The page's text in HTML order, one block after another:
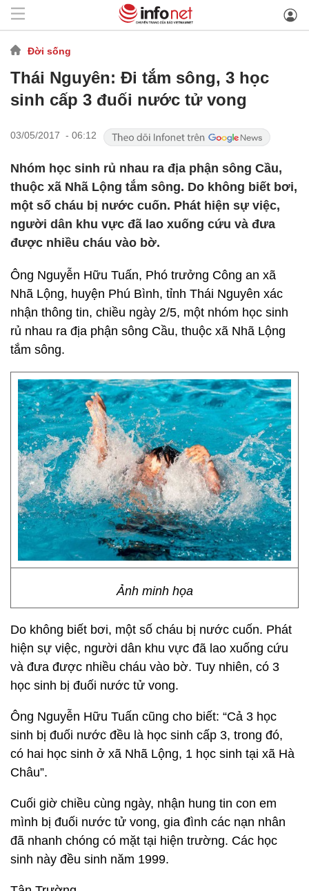
Đời sống
Thái Nguyên: Đi tắm sông, 3 học
sinh cấp 3 đuối nước tử vong
03/05/2017 - 06:12
Nhóm học sinh rủ nhau ra địa phận sông Cầu,
thuộc xã Nhã Lộng tắm sông. Do không biết bơi,
một số cháu bị nước cuốn. Phát hiện sự việc,
người dân khu vực đã lao xuống cứu và đưa
được nhiều cháu vào bờ.
Ông Nguyễn Hữu Tuấn, Phó trưởng Công an xã
Nhã Lộng, huyện Phú Bình, tỉnh Thái Nguyên xác
nhận thông tin, chiều ngày 2/5, một nhóm học sinh
rủ nhau ra địa phận sông Cầu, thuộc xã Nhã Lộng
tắm sông.
Ảnh minh họa
Do không biết bơi, một số cháu bị nước cuốn. Phát
hiện sự việc, người dân khu vực đã lao xuống cứu
và đưa được nhiều cháu vào bờ. Tuy nhiên, có 3
học sinh bị đuối nước tử vong.
Ông Nguyễn Hữu Tuấn cũng cho biết: “Cả 3 học
sinh bị đuối nước đều là học sinh cấp 3, trong đó,
có hai học sinh ở xã Nhã Lộng, 1 học sinh tại xã Hà
Châu”.
Cuối giờ chiều cùng ngày, nhận hung tin con em
mình bị đuối nước tử vong, gia đình các nạn nhân
đã nhanh chóng có mặt tại hiện trường. Các học
sinh này đều sinh năm 1999.